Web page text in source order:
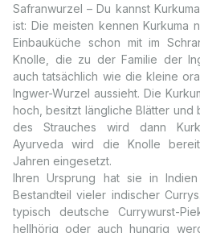
Safranwurzel – Du kannst
ist: Die meisten kennen Kurkuma
Einbauküche schon mit im
Knolle, die zu der Familie der
auch tatsächlich wie die kleine
Ingwer-Wurzel aussieht. Die
hoch, besitzt längliche Blätter und
des Strauches wird dann
Ayurveda wird die Knolle
Jahren eingesetzt.
Ihren Ursprung hat sie in
Bestandteil vieler indischer
typisch deutsche Currywurst-
hellhörig oder auch hungrig